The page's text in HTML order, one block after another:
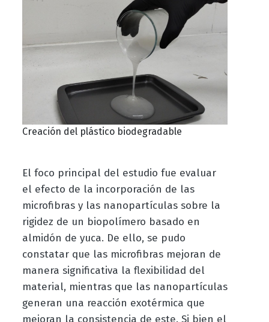
Creación del plástico biodegradable
El foco principal del estudio fue evaluar
el efecto de la incorporación de las
microfibras y las nanopartículas sobre la
rigidez de un biopolímero basado en
almidón de yuca. De ello, se pudo
constatar que las microfibras mejoran de
manera significativa la flexibilidad del
material, mientras que las nanopartículas
generan una reacción exotérmica que
mejoran la consistencia de este. Si bien el